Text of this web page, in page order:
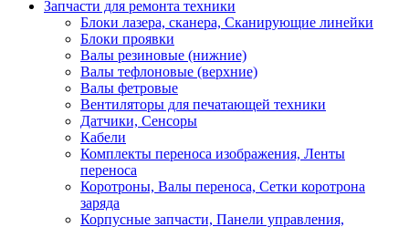
Запчасти для ремонта техники
Блоки лазера, сканера, Сканирующие линейки
Блоки проявки
Валы резиновые (нижние)
Валы тефлоновые (верхние)
Валы фетровые
Вентиляторы для печатающей техники
Датчики, Сенсоры
Кабели
Комплекты переноса изображения, Ленты
переноса
Коротроны, Валы переноса, Сетки коротрона
заряда
Корпусные запчасти, Панели управления,